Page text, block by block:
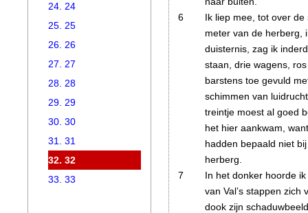
6
Ik liep mee, tot over
meter van de herberg,
duisternis, zag ik
staan, drie wagens,
barstens toe gevuld
schimmen van
treintje moest al goed
het hier aankwam,
hadden bepaald niet
herberg.
7
In het donker hoorde
van Val’s stappen zich
dook zijn
24. 24
25. 25
26. 26
27. 27
28. 28
29. 29
30. 30
31. 31
32. 32
33. 33